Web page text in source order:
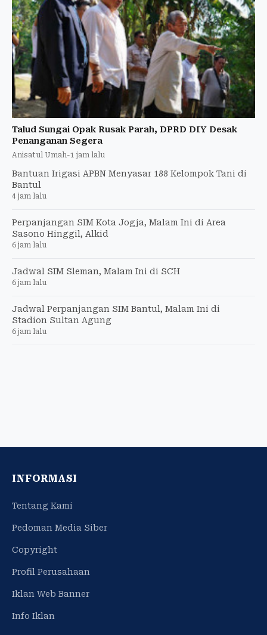
Talud Sungai Opak Rusak Parah, DPRD DIY Desak
Penanganan Segera
Anisatul Umah-1 jam lalu
Bantuan Irigasi APBN Menyasar 188 Kelompok Tani di
Bantul
4 jam lalu
Perpanjangan SIM Kota Jogja, Malam Ini di Area
Sasono Hinggil, Alkid
6 jam lalu
Jadwal SIM Sleman, Malam Ini di SCH
6 jam lalu
Jadwal Perpanjangan SIM Bantul, Malam Ini di
Stadion Sultan Agung
6 jam lalu
INFORMASI
Tentang Kami
Pedoman Media Siber
Copyright
Profil Perusahaan
Iklan Web Banner
Info Iklan